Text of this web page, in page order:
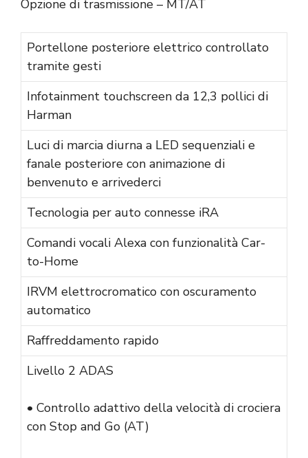
Opzione di trasmissione – MT/AT
Portellone posteriore elettrico controllato
tramite gesti
Infotainment touchscreen da 12,3 pollici di
Harman
Luci di marcia diurna a LED sequenziali e
fanale posteriore con animazione di
benvenuto e arrivederci
Tecnologia per auto connesse iRA
Comandi vocali Alexa con funzionalità Car-
to-Home
IRVM elettrocromatico con oscuramento
automatico
Raffreddamento rapido
Livello 2 ADAS
• Controllo adattivo della velocità di crociera
con Stop and Go (AT)